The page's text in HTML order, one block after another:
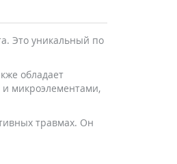
Это уникальный по
обладает
микроэлементами,
травмах. Он